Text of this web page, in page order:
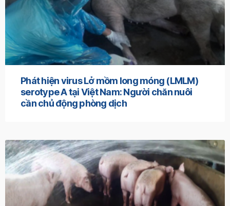
Phát hiện virus Lở mồm long móng (LMLM)
serotype A tại Việt Nam: Người chăn nuôi
cần chủ động phòng dịch